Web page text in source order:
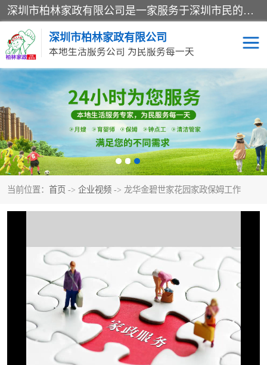
深圳市柏林家政有限公司是一家服务于深圳市民的专业家政公司。致力于为客户提供高质量、多维度的家庭服务，包括养老、母婴、月嫂育婴早教、康复理疗、家电清洗和保洁等方面的专业服务。
深圳市柏林家政有限公司
本地生活服务公司 为民服务每一天
当前位置： 首页 -> 企业视频 -> 龙华金碧世家花园家政保姆工作
家居保洁 护工月嫂
家庭保姆 家政服务